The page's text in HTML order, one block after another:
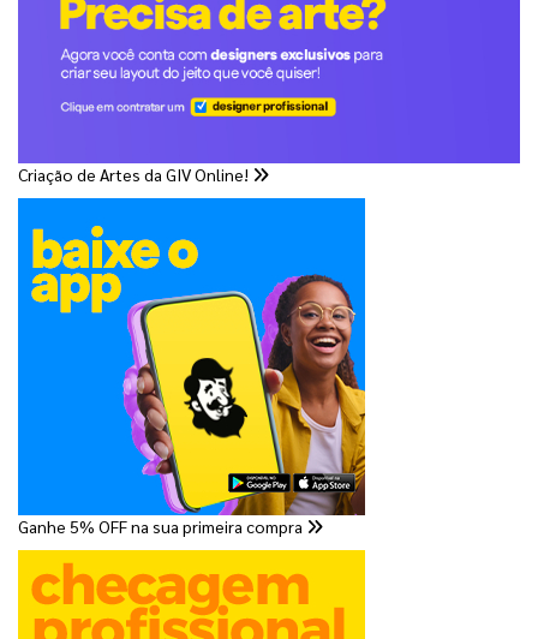
Criação de Artes da GIV Online!
Ganhe 5% OFF na sua primeira compra